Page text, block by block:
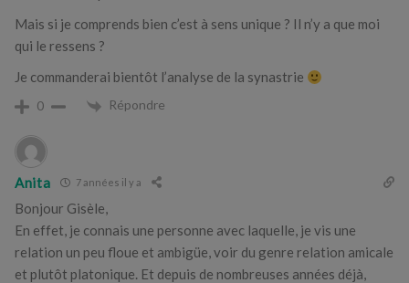
Mais si je comprends bien c’est à sens unique ? Il n’y a que moi
qui le ressens ?
Je commanderai bientôt l’analyse de la synastrie
0 Répondre
Anita 7 années il y a
Bonjour Gisèle,
En effet, je connais une personne avec laquelle, je vis une
relation un peu floue et ambigüe, voir du genre relation amicale
et plutôt platonique. Et depuis de nombreuses années déjà,